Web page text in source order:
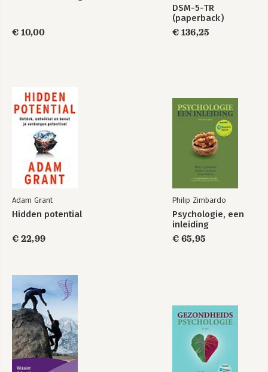
Nawoord
Waarden
Leestips
€ 10,00
DSM-5-TR
(paperback)
€ 136,25
Adam Grant
Hidden potential
€ 22,99
Philip Zimbardo
Psychologie, een
inleiding
€ 65,95